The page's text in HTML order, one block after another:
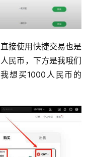
接使用快捷交易也是
民币，下方是我哦们
想买1000人民币的